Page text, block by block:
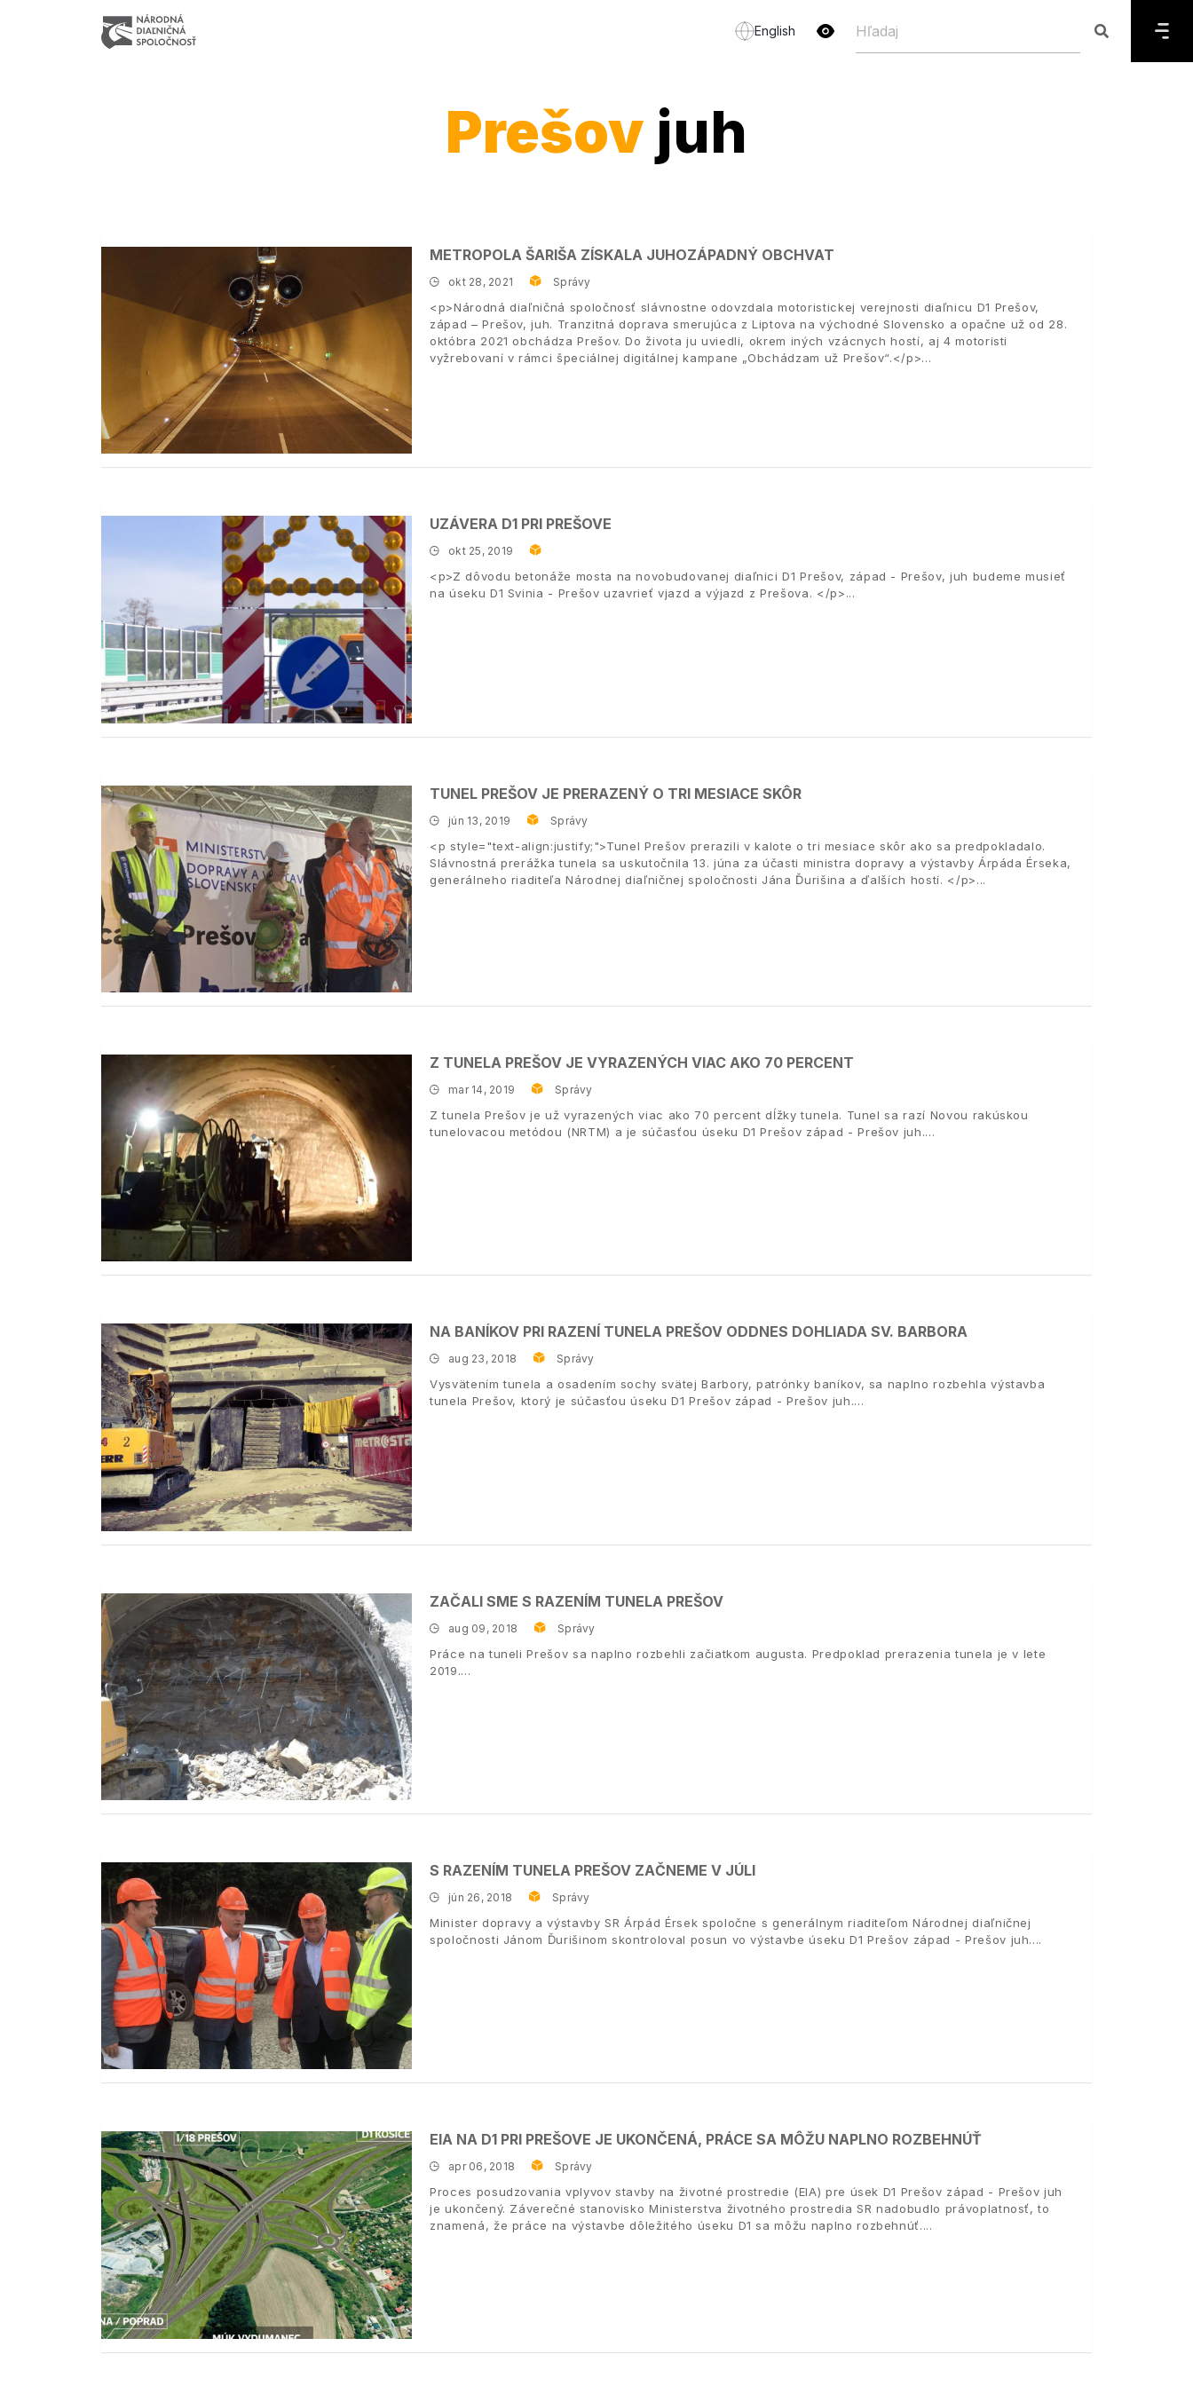
English
Prešov juh
METROPOLA ŠARIŠA ZÍSKALA JUHOZÁPADNÝ OBCHVAT
okt 28, 2021 Správy
<p>Národná diaľničná spoločnosť slávnostne odovzdala motoristickej verejnosti diaľnicu D1 Prešov,
západ – Prešov, juh. Tranzitná doprava smerujúca z Liptova na východné Slovensko a opačne už od 28.
októbra 2021 obchádza Prešov. Do života ju uviedli, okrem iných vzácnych hostí, aj 4 motoristi
vyžrebovaní v rámci špeciálnej digitálnej kampane „Obchádzam už Prešov“.</p>
UZÁVERA D1 PRI PREŠOVE
okt 25, 2019
<p>Z dôvodu betonáže mosta na novobudovanej diaľnici D1 Prešov, západ - Prešov, juh budeme musieť
na úseku D1 Svinia - Prešov uzavrieť vjazd a výjazd z Prešova. </p>
TUNEL PREŠOV JE PRERAZENÝ O TRI MESIACE SKÔR
jún 13, 2019 Správy
<p style="text-align:justify;">Tunel Prešov prerazili v kalote o tri mesiace skôr ako sa predpokladalo.
Slávnostná prerážka tunela sa uskutočnila 13. júna za účasti ministra dopravy a výstavby Árpáda Érseka,
generálneho riaditeľa Národnej diaľničnej spoločnosti Jána Ďurišina a ďalších hostí. </p>
Z TUNELA PREŠOV JE VYRAZENÝCH VIAC AKO 70 PERCENT
mar 14, 2019 Správy
Z tunela Prešov je už vyrazených viac ako 70 percent dĺžky tunela. Tunel sa razí Novou rakúskou
tunelovacou metódou (NRTM) a je súčasťou úseku D1 Prešov západ - Prešov juh.
NA BANÍKOV PRI RAZENÍ TUNELA PREŠOV ODDNES DOHLIADA SV. BARBORA
aug 23, 2018 Správy
Vysvätením tunela a osadením sochy svätej Barbory, patrónky baníkov, sa naplno rozbehla výstavba
tunela Prešov, ktorý je súčasťou úseku D1 Prešov západ - Prešov juh.
ZAČALI SME S RAZENÍM TUNELA PREŠOV
aug 09, 2018 Správy
Práce na tuneli Prešov sa naplno rozbehli začiatkom augusta. Predpoklad prerazenia tunela je v lete
2019.
S RAZENÍM TUNELA PREŠOV ZAČNEME V JÚLI
jún 26, 2018 Správy
Minister dopravy a výstavby SR Árpád Érsek spoločne s generálnym riaditeľom Národnej diaľničnej
spoločnosti Jánom Ďurišinom skontroloval posun vo výstavbe úseku D1 Prešov západ - Prešov juh.
EIA NA D1 PRI PREŠOVE JE UKONČENÁ, PRÁCE SA MÔŽU NAPLNO ROZBEHNÚŤ
apr 06, 2018 Správy
Proces posudzovania vplyvov stavby na životné prostredie (EIA) pre úsek D1 Prešov západ - Prešov juh
je ukončený. Záverečné stanovisko Ministerstva životného prostredia SR nadobudlo právoplatnosť, to
znamená, že práce na výstavbe dôležitého úseku D1 sa môžu naplno rozbehnúť.